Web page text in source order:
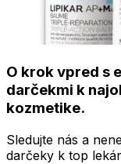
O krok vpred s
darčekmi k
kozmetike.
Sledujte nás a
darčeky k top